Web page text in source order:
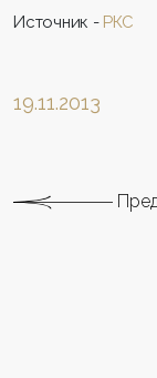
Источник - РКС
19.11.2013